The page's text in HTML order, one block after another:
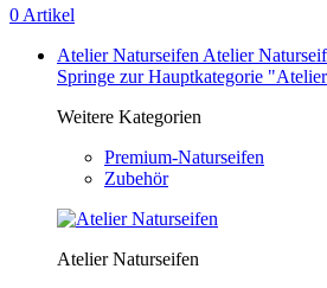
0 Artikel
Atelier Naturseifen Atelier
Springe zur Hauptkategorie
Weitere Kategorien
Premium-Naturseifen
Zubehör
Atelier Naturseifen